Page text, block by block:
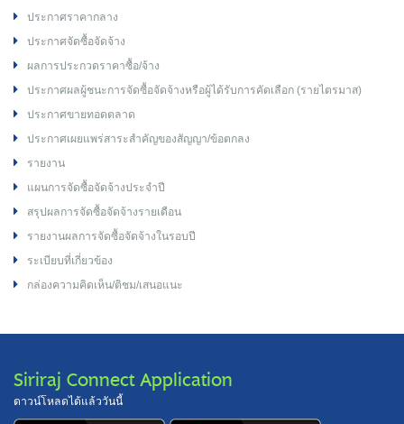
ประกาศราคากลาง
ประกาศจัดซื้อจัดจ้าง
ผลการประกวดราคาซื้อ/จ้าง
ประกาศผลผู้ชนะการจัดซื้อจัดจ้างหรือผู้ได้รับการคัดเลือก (รายไตรมาส)
ประกาศขายทอดตลาด
ประกาศเผยแพร่สาระสำคัญของสัญญา/ข้อตกลง
รายงาน
แผนการจัดซื้อจัดจ้างประจำปี
สรุปผลการจัดซื้อจัดจ้างรายเดือน
รายงานผลการจัดซื้อจัดจ้างในรอบปี
ระเบียบที่เกี่ยวข้อง
กล่องความคิดเห็น/ติชม/เสนอแนะ
Siriraj Connect Application
ดาวน์โหลดได้แล้ววันนี้